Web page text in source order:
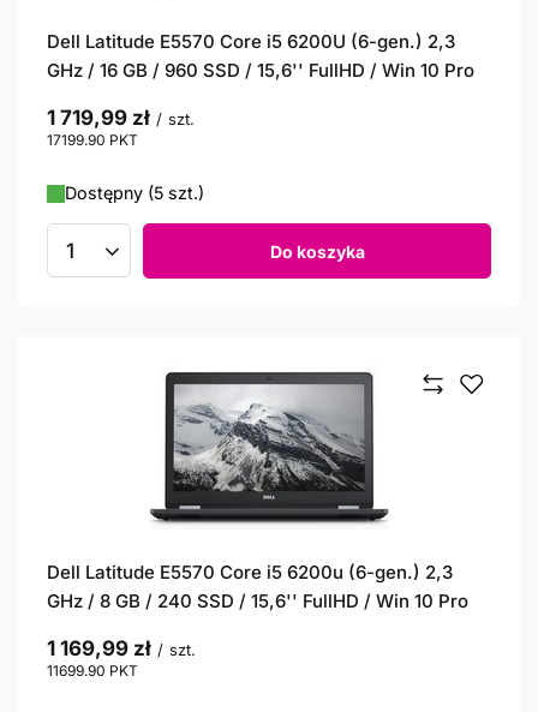
Dell Latitude E5570 Core i5 6200U (6-gen.) 2,3
GHz / 16 GB / 960 SSD / 15,6'' FullHD / Win 10 Pro
1 719,99 zł / szt.
17199.90 PKT
Dostępny (5 szt.)
Ilość produktów Do koszyka
Dell Latitude E5570 Core i5 6200u (6-gen.) 2,3
GHz / 8 GB / 240 SSD / 15,6'' FullHD / Win 10 Pro
1 169,99 zł / szt.
11699.90 PKT